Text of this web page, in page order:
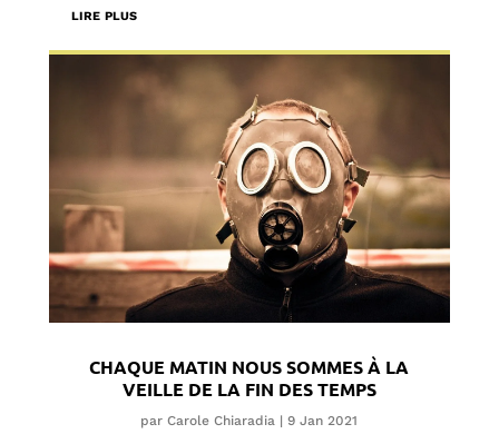
lire plus
CHAQUE MATIN NOUS SOMMES À LA
VEILLE DE LA FIN DES TEMPS
parCarole Chiaradia |9 Jan 2021